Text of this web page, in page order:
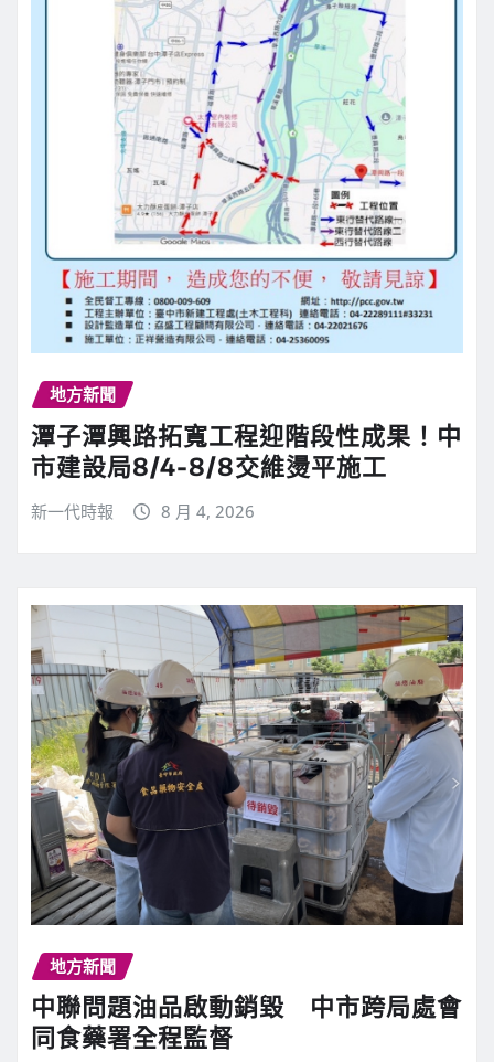
地方新聞
潭子潭興路拓寬工程迎階段性成果！中
市建設局8/4-8/8交維燙平施工
新一代時報 8 月 4, 2026
地方新聞
中聯問題油品啟動銷毀 中市跨局處會
同食藥署全程監督